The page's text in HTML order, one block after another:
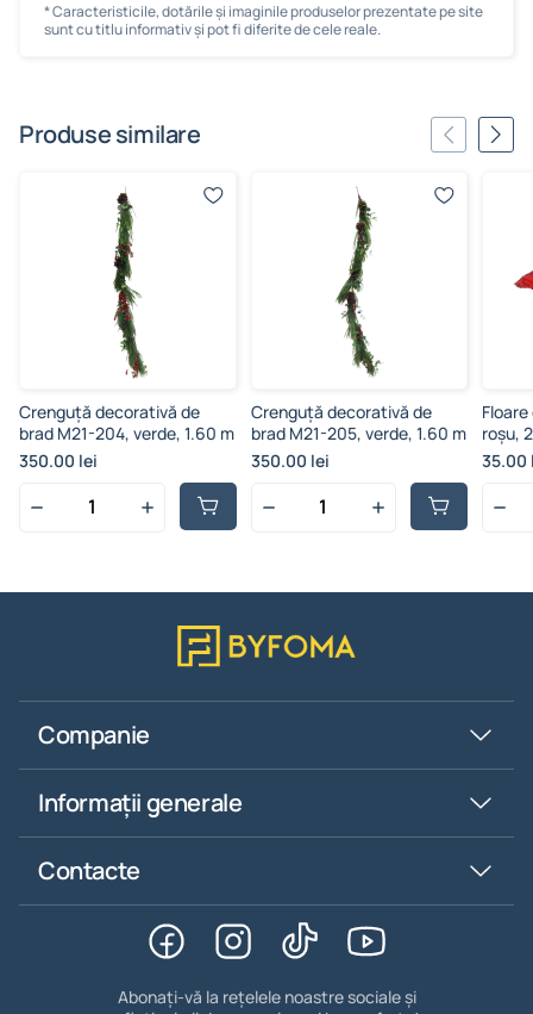
* Caracteristicile, dotările și imaginile produselor prezentate pe site
sunt cu titlu informativ și pot fi diferite de cele reale.
Produse similare
Crenguță decorativă de
brad M21-204, verde, 1.60 m
350.00 lei
Crenguță decorativă de
brad M21-205, verde, 1.60 m
350.00 lei
roşu,
35.00
Companie
Informații generale
Contacte
Abonați-vă la rețelele noastre sociale și